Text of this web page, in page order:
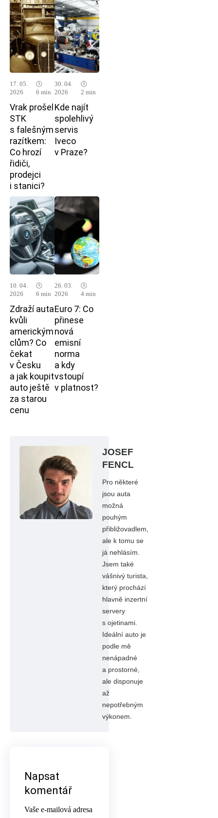
17. 05.
2026
🕓
6 min
Vrak prošel
STK
s falešným
razítkem:
Co hrozí
řidiči,
prodejci
i stanici?
30. 04.
2026
🕓
2 min
Kde najít
spolehlivý
servis
Iveco
v Praze?
10. 04.
2026
🕓
6 min
Zdraží auta
kvůli
americkým
clům? Co
čekat
v Česku
a jak koupit
auto ještě
za starou
cenu
26. 03.
2026
🕓
4 min
Euro 7: Co
přinese
nová
emisní
norma
a kdy
vstoupí
v platnost?
JOSEF
FENCL
Pro některé
jsou auta
možná
pouhým
přibližovadlem,
ale k tomu se
já nehlásím.
Jsem také
vášnivý turista,
který prochází
hlavně inzertní
servery
s ojetinami.
Ideální auto je
podle mě
nenápadné
a prostorné,
ale disponuje
až
nepotřebným
výkonem.
Napsat
komentář
Vaše e-mailová adresa